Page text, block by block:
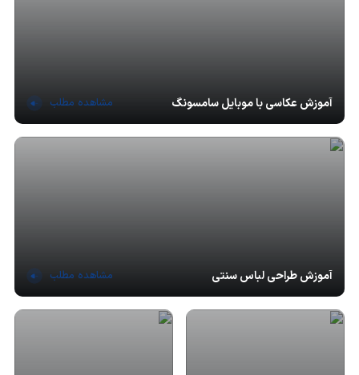
آموزش عکاسی با موبایل سامسونگ مشاهده مطلب
آموزش طراحی لباس سنتی مشاهده مطلب